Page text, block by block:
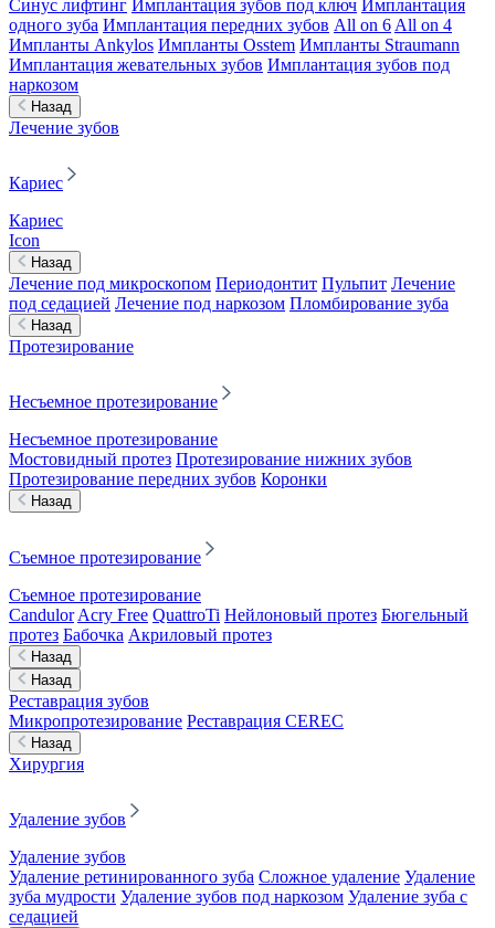
Синус лифтинг Имплантация зубов под ключ Имплантация
одного зуба Имплантация передних зубов All on 6 All on 4
Импланты Ankylos Импланты Osstem Импланты Straumann
Имплантация жевательных зубов Имплантация зубов под
наркозом
Назад
Лечение зубов
Кариес
Кариес
Icon
Назад
Лечение под микроскопом Периодонтит Пульпит Лечение
под седацией Лечение под наркозом Пломбирование зуба
Назад
Протезирование
Несъемное протезирование
Несъемное протезирование
Мостовидный протез Протезирование нижних зубов
Протезирование передних зубов Коронки
Назад
Съемное протезирование
Съемное протезирование
Candulor Acry Free QuattroTi Нейлоновый протез Бюгельный
протез Бабочка Акриловый протез
Назад
Назад
Реставрация зубов
Микропротезирование Реставрация CEREC
Назад
Хирургия
Удаление зубов
Удаление зубов
Удаление ретинированного зуба Сложное удаление Удаление
зуба мудрости Удаление зубов под наркозом Удаление зуба с
седацией